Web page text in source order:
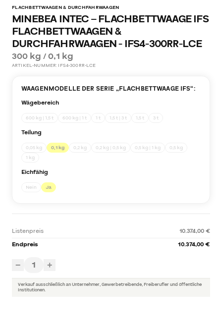
FLACHBETTWAAGEN & DURCHFAHRWAAGEN
MINEBEA INTEC – FLACHBETTWAAGE IFS
FLACHBETTWAAGEN &
DURCHFAHRWAAGEN - IFS4-300RR-LCE
300 kg / 0,1 kg
ARTIKEL-NUMMER: IFS4-300RR-LCE
WAAGENMODELLE DER SERIE „FLACHBETTWAAGE IFS“:
Wägebereich
600 kg | 1,5 t 600 kg | 1 t 1 t 1,5 t | 3 t 1,5 t 3 t
Teilung
0,05 kg 0,1 kg 0,2 kg 0,2 kg | 0,5 kg 0,5 kg | 1 kg
0,5 kg
1 kg
Eichfähig
Nein Ja
Listenpreis
10.374,00 €
Endpreis
10.374,00 €
− 1 +
Verkauf ausschließlich an Unternehmer, Gewerbetreibende, Freiberufler und öffentliche
Institutionen.